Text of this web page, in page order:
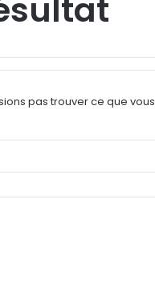
pas trouver ce que